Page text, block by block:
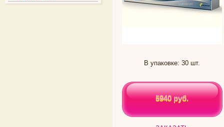
В упаковке: 30 шт.
5940 руб.
5940 руб.